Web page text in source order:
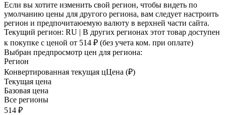
Если вы хотите изменить свой регион, чтобы видеть по
умолчанию цены для другого региона, вам следует настроить
регион и предпочитаюемую валюту в верхней части сайта.
Текущий регион: RU | В других регионах этот товар доступен
к покупке с ценой от 514 ₽ (без учета ком. при оплате)
Выбран предпросмотр цен для региона:
Регион
Конвертированная текущая цЦена (₽)
Текущая цена
Базовая цена
Все регионы
514 ₽